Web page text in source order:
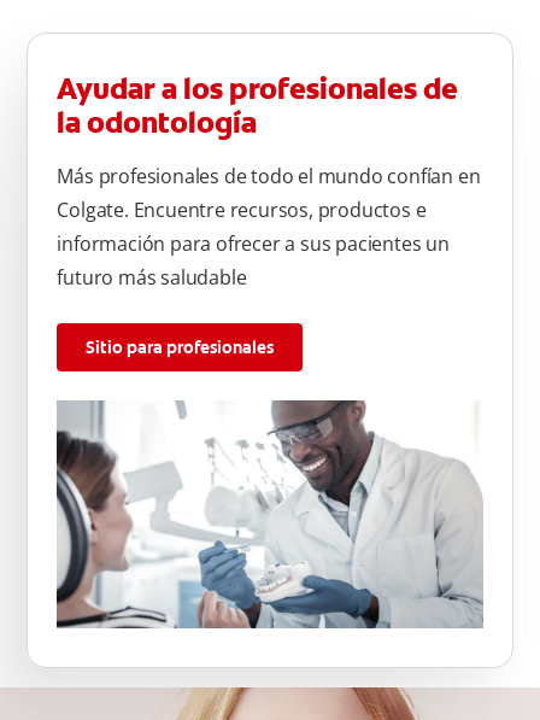
Ayudar a los profesionales de
la odontología
Más profesionales de todo el mundo confían en
Colgate. Encuentre recursos, productos e
información para ofrecer a sus pacientes un
futuro más saludable
Sitio para profesionales